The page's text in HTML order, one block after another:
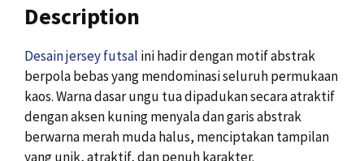
Description
Desain jersey futsal ini hadir dengan motif abstrak
berpola bebas yang mendominasi seluruh permukaan
kaos. Warna dasar ungu tua dipadukan secara atraktif
dengan aksen kuning menyala dan garis abstrak
berwarna merah muda halus, menciptakan tampilan
yang unik, atraktif, dan penuh karakter.